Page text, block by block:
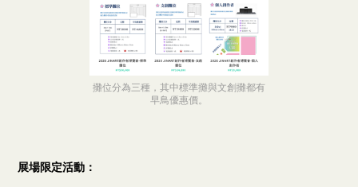
攤位分為三種，其中標準攤與文創攤都有
早鳥優惠價。
展場限定活動：